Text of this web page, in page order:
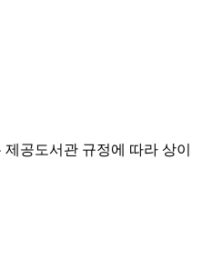
공도서관 규정에 따라 상이